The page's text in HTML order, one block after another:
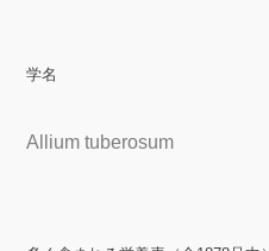
学名
Allium tuberosum